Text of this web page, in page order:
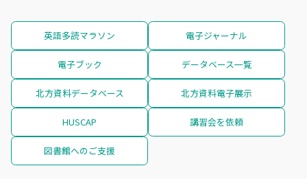
英語多読マラソン 電子ジャーナル
電子ブック データベース一覧
北方資料データベース 北方資料電子展示
HUSCAP 講習会を依頼
図書館へのご支援